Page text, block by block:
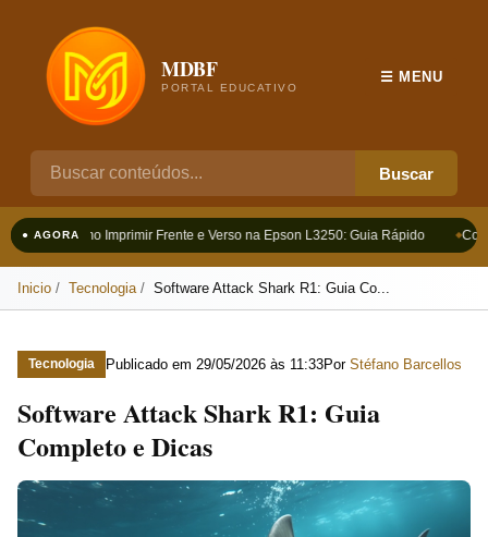
MDBF
PORTAL EDUCATIVO
Buscar
☰ MENU
● AGORAComo Imprimir Frente e Verso na Epson L3250: Guia Rápido
Inicio Tecnologia Software Attack Shark R1: Guia Co...
Tecnologia Publicado em 29/05/2026 às 11:33Por Stéfano Barcellos
Software Attack Shark R1: Guia
Completo e Dicas